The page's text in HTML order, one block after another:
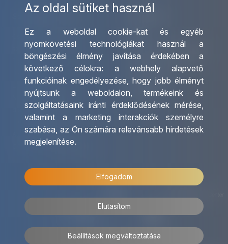
Az oldal sütiket használ
Ez a weboldal cookie-kat és egyéb
nyomkövetési technológiákat használ a
böngészési élmény javítása érdekében a
következő célokra: a webhely alapvető
funkcióinak engedélyezése, hogy jobb élményt
nyújtsunk a weboldalon,termékeink és
szolgáltatásaink iránti érdeklődésének mérése,
valamint a marketing interakciók személyre
szabása, az Ön számára relevánsabb hirdetések
megjelenítése.
Elfogadom
Elutasítom
Beállítások megváltoztatása
Csoportos utazások
szervezése
Egyéni utak szervezése
Hajóutak
Üzleti utaztatás
Nemzetközi tanár és
diákigazolványok
Letölthető katalógusunk
Ajándékutalvány
OTP Travel kedvezmények
Irodáink
Utazásszervező partnereink
Viszonteladó Partnereink
Partnereinknek
Utazási kérdőív
Impresszum
© 2026 OTP Travel Minden jog fenntartva